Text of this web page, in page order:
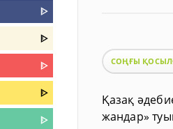
ᐈ
ᐈ
ᐈ
ᐈ
ᐈ
СОҢҒЫ
Қазақ
жандар»